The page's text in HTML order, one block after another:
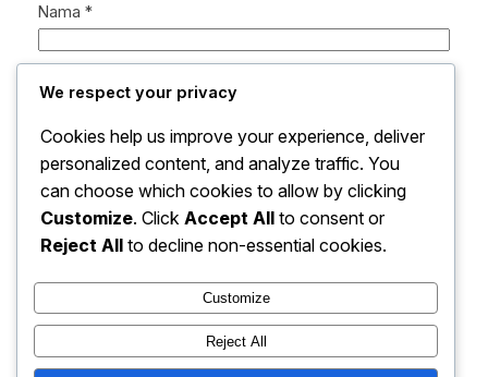
Nama *
Situs Web
Simpan nama, email, dan situs web saya pada
peramban ini untuk komentar saya berikutnya.
We respect your privacy
Cookies help us improve your experience, deliver
personalized content, and analyze traffic. You
can choose which cookies to allow by clicking
Customize. Click Accept All to consent or
Reject All to decline non-essential cookies.
Customize
Reject All